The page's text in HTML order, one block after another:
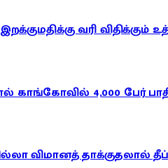
வரி
4,000 பேர்
விமானத் தாக்குதலால்